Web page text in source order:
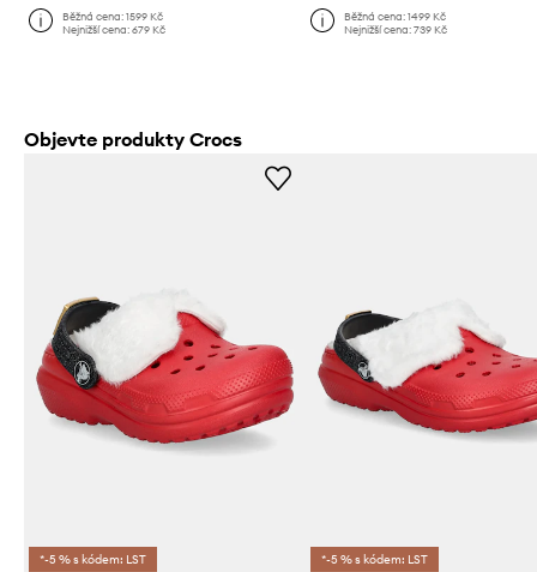
Běžná cena:1599 Kč
Nejnižší cena:679 Kč
Běžná cena: 1499 Kč
Nejnižší cena: 739 Kč
Objevte produkty Crocs
*-5 % s kódem: LST *-5 % s kódem: LST